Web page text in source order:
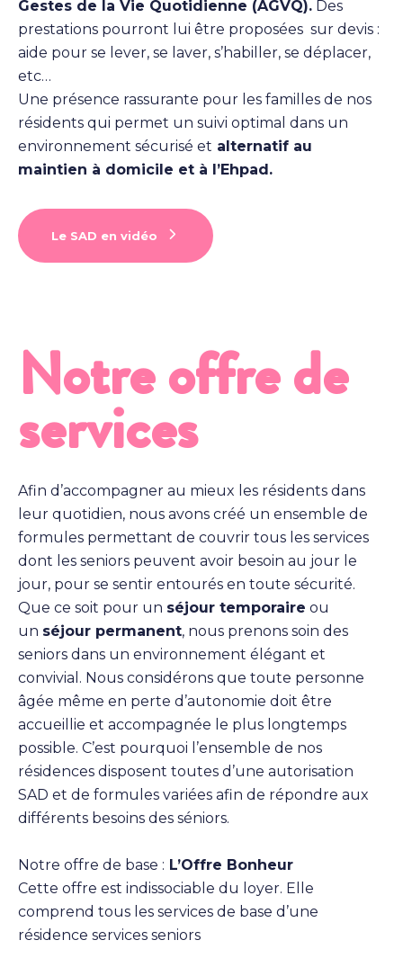
Gestes de la Vie Quotidienne (AGVQ). Des
prestations pourront lui être proposées sur devis :
aide pour se lever, se laver, s’habiller, se déplacer,
etc…
Une présence rassurante pour les familles de nos
résidents qui permet un suivi optimal dans un
environnement sécurisé et alternatif au
maintien à domicile et à l’Ehpad.
Le SAD en vidéo
Notre offre de
services
Afin d’accompagner au mieux les résidents dans
leur quotidien, nous avons créé un ensemble de
formules permettant de couvrir tous les services
dont les seniors peuvent avoir besoin au jour le
jour, pour se sentir entourés en toute sécurité.
Que ce soit pour un séjour temporaire ou
un séjour permanent, nous prenons soin des
seniors dans un environnement élégant et
convivial. Nous considérons que toute personne
âgée même en perte d’autonomie doit être
accueillie et accompagnée le plus longtemps
possible. C’est pourquoi l’ensemble de nos
résidences disposent toutes d’une autorisation
SAD et de formules variées afin de répondre aux
différents besoins des séniors.
Notre offre de base : L’Offre Bonheur
Cette offre est indissociable du loyer. Elle
comprend tous les services de base d’une
résidence services seniors